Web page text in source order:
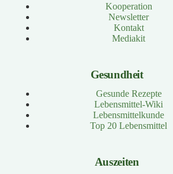
Kooperation
Newsletter
Kontakt
Mediakit
Gesundheit
Gesunde Rezepte
Lebensmittel-Wiki
Lebensmittelkunde
Top 20 Lebensmittel
Auszeiten